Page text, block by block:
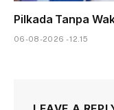
Pilkada Tanpa
06-08-2026 - 12.15